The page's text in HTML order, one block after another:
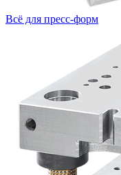
Всё для пресс-форм